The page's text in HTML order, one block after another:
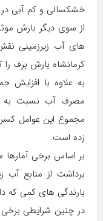
خشکسالی و کم آبی
از سوی دیگر بارش
های آب زیرزمینی
کرمانشاه بارش برف را
به علاوه با
مصرف آب نسبت به
مجموع این عوامل
زده است.
برداشت از منابع آب
بارندگی های کمی که
در چنین شرایطی